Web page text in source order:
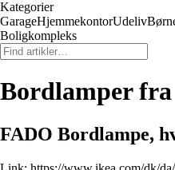
Kategorier
GarageHjemmekontorUdeliv
Boligkompleks
Bordlamper
FADO Bordlampe,